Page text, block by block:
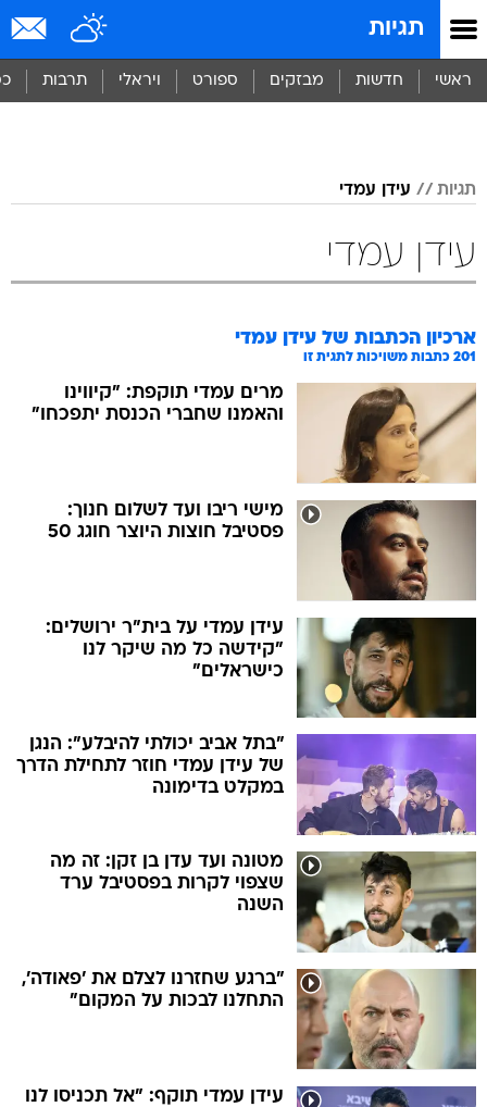
תגיות
ראשי חדשות מבזקים ספורט ויראלי תרבות
תגיות עידן עמדי
עידן עמדי
ארכיון הכתבות של עידן עמדי
201 כתבות משויכות לתגית זו
מרים עמדי תוקפת: "קיווינו
והאמנו שחברי הכנסת יתפכחו"
מישי ריבו ועד לשלום חנוך:
פסטיבל חוצות היוצר חוגג 50
עידן עמדי על בית"ר ירושלים:
"קידשה כל מה שיקר לנו
כישראלים"
"בתל אביב יכולתי להיבלע": הנגן
של עידן עמדי חוזר לתחילת הדרך
במקלט בדימונה
מטונה ועד עדן בן זקן: זה מה
שצפוי לקרות בפסטיבל ערד
השנה
"ברגע שחזרנו לצלם את 'פאודה',
התחלנו לבכות על המקום"
עידן עמדי תוקף: "אל תכניסו לנו